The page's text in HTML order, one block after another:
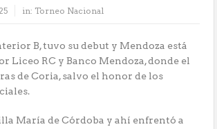
in: Torneo Nacional
B, tuvo su debut y Mendoza está
Liceo RC y Banco Mendoza, donde el
de Coria, salvo el honor de los
María de Córdoba y ahí enfrentó a